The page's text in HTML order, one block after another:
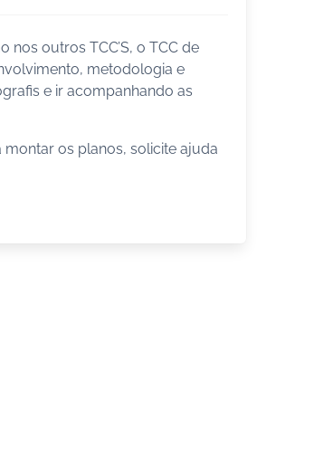
outros TCC’S, o TCC de
metodologia e
e ir acompanhando as
os planos, solicite ajuda